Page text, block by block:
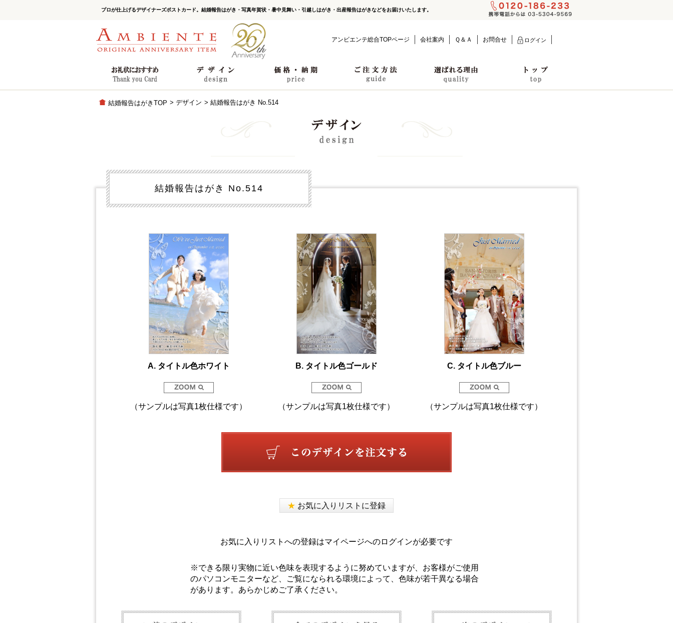
プロが仕上げるデザイナーズポストカード。結婚報告はがき・写真年賀状・暑中見舞い・引越しはがき・出産報告はがきなどをお届けいたします。
アンビエンテ総合TOPページ 会社案内 Ｑ＆Ａ お問合せ ログイン
結婚報告はがきTOP > デザイン > 結婚報告はがき No.514
結婚報告はがき No.514
A. タイトル色ホワイト
（サンプルは写真1枚仕様です）
B. タイトル色ゴールド
（サンプルは写真1枚仕様です）
C. タイトル色ブルー
（サンプルは写真1枚仕様です）
★ お気に入りリストに登録
お気に入りリストへの登録はマイページへのログインが必要です
※できる限り実物に近い色味を表現するように努めていますが、お客様がご使用
のパソコンモニターなど、ご覧になられる環境によって、色味が若干異なる場合
があります。あらかじめご了承ください。